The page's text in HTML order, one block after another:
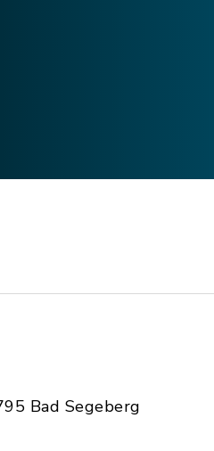
Bad Segeberg